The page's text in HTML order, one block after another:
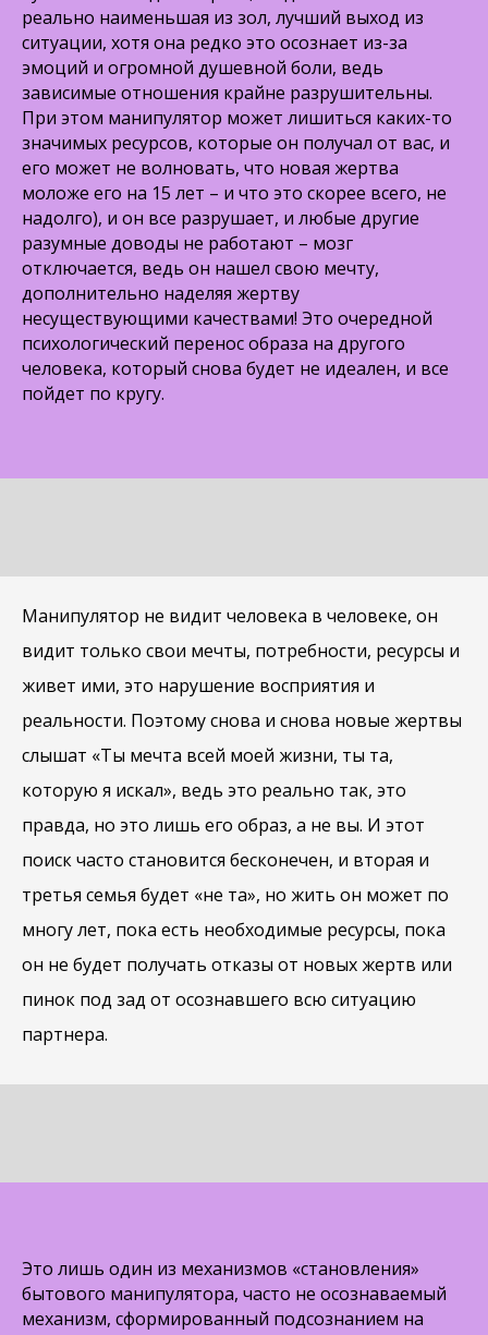
реально наименьшая из зол, лучший выход из
ситуации, хотя она редко это осознает из-за
эмоций и огромной душевной боли, ведь
зависимые отношения крайне разрушительны.
При этом манипулятор может лишиться каких-то
значимых ресурсов, которые он получал от вас, и
его может не волновать, что новая жертва
моложе его на 15 лет – и что это скорее всего, не
надолго), и он все разрушает, и любые другие
разумные доводы не работают – мозг
отключается, ведь он нашел свою мечту,
дополнительно наделяя жертву
несуществующими качествами! Это очередной
психологический перенос образа на другого
человека, который снова будет не идеален, и все
пойдет по кругу.
Манипулятор не видит человека в человеке, он
видит только свои мечты, потребности, ресурсы и
живет ими, это нарушение восприятия и
реальности. Поэтому снова и снова новые жертвы
слышат «Ты мечта всей моей жизни, ты та,
которую я искал», ведь это реально так, это
правда, но это лишь его образ, а не вы. И этот
поиск часто становится бесконечен, и вторая и
третья семья будет «не та», но жить он может по
многу лет, пока есть необходимые ресурсы, пока
он не будет получать отказы от новых жертв или
пинок под зад от осознавшего всю ситуацию
партнера.
Это лишь один из механизмов «становления»
бытового манипулятора, часто не осознаваемый
механизм, сформированный подсознанием на